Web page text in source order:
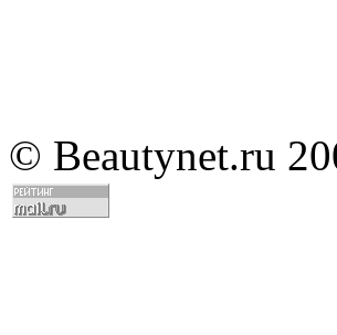
© Beautynet.ru